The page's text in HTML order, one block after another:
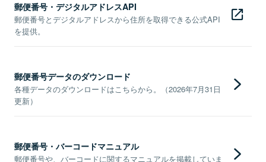
郵便番号・デジタルアドレスAPI
郵便番号とデジタルアドレスから住所を取得できる公式API
を提供。
郵便番号データのダウンロード
各種データのダウンロードはこちらから。（2026年7月31日
更新）
郵便番号・バーコードマニュアル
郵便番号や、バーコードに関するマニュアルを掲載していま